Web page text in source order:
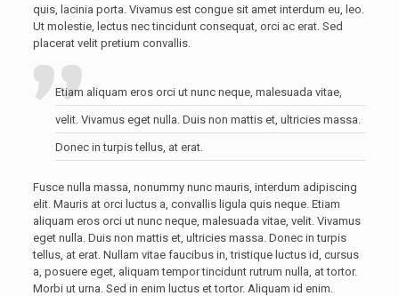
quis, lacinia porta. Vivamus est congue sit amet interdum eu, leo.
Ut molestie, lectus nec tincidunt consequat, orci ac erat. Sed
placerat velit pretium convallis.
Etiam aliquam eros orci ut nunc neque, malesuada vitae,
velit. Vivamus eget nulla. Duis non mattis et, ultricies massa.
Donec in turpis tellus, at erat.
Fusce nulla massa, nonummy nunc mauris, interdum adipiscing
elit. Mauris at orci luctus a, convallis ligula quis neque. Etiam
aliquam eros orci ut nunc neque, malesuada vitae, velit. Vivamus
eget nulla. Duis non mattis et, ultricies massa. Donec in turpis
tellus, at erat. Nullam vitae faucibus in, tristique luctus id, cursus
a, posuere eget, aliquam tempor tincidunt rutrum nulla, at tortor.
Morbi ut urna. Sed in enim luctus et tortor. Aliquam id enim.